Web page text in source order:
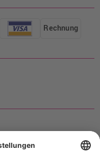
Rechnung
Befindet sich ein Warenwert